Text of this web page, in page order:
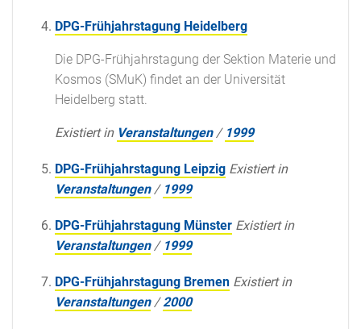
DPG-Frühjahrstagung Heidelberg
Die DPG-Frühjahrstagung der Sektion Materie und
Kosmos (SMuK) findet an der Universität
Heidelberg statt.
Existiert in Veranstaltungen / 1999
DPG-Frühjahrstagung Leipzig Existiert in
Veranstaltungen / 1999
DPG-Frühjahrstagung Münster Existiert in
Veranstaltungen / 1999
DPG-Frühjahrstagung Bremen Existiert in
Veranstaltungen /2000